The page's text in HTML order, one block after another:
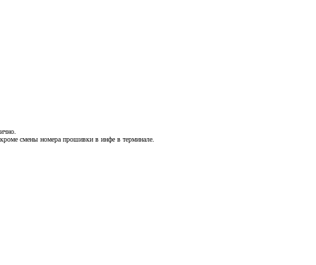
смены номера прошивки в инфе в терминале.